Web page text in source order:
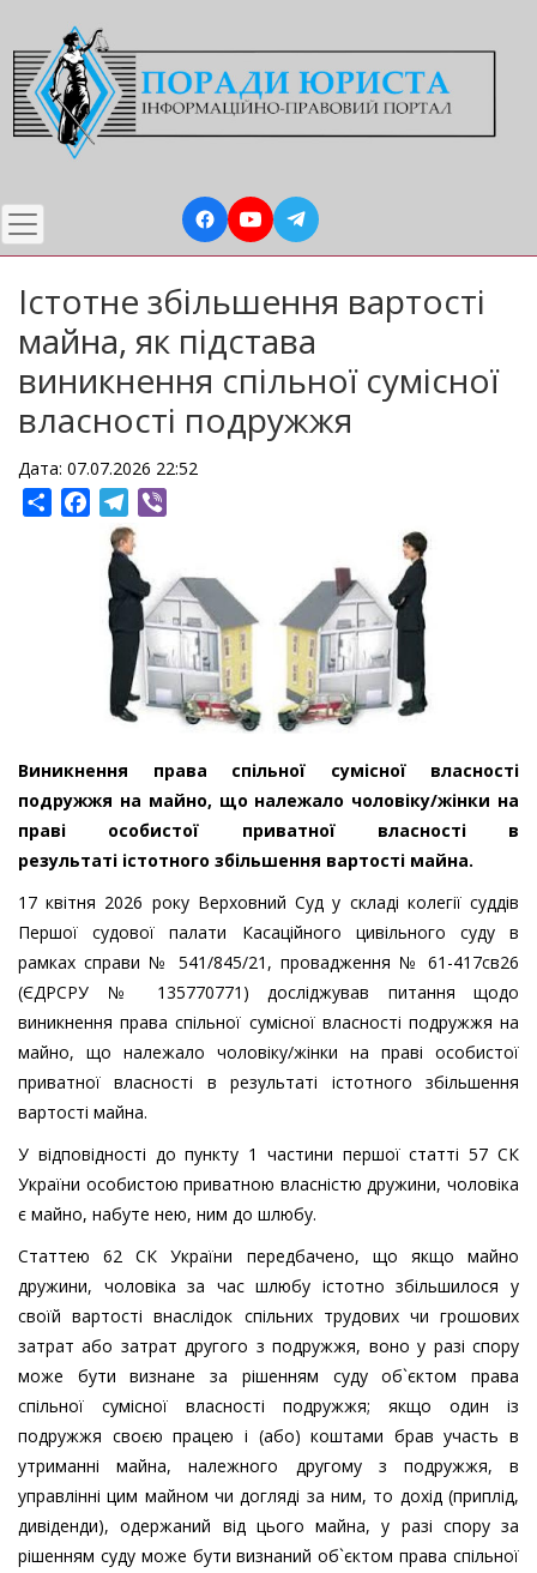
до
основного
вмісту
Істотне збільшення вартості
майна, як підстава
виникнення спільної сумісної
власності подружжя
Дата: 07.07.2026 22:52
ShareFacebookTelegram
Виникнення права спільної сумісної власності
подружжя на майно, що належало чоловіку/жінки на
праві особистої приватної власності в
результаті істотного збільшення вартості майна.
17 квітня 2026 року Верховний Суд у складі колегії суддів
Першої судової палати Касаційного цивільного суду в
рамках справи № 541/845/21, провадження № 61-417св26
(ЄДРСРУ № 135770771) досліджував питання щодо
виникнення права спільної сумісної власності подружжя на
майно, що належало чоловіку/жінки на праві особистої
приватної власності в результаті істотного збільшення
вартості майна.
У відповідності до пункту 1 частини першої статті 57 СК
України особистою приватною власністю дружини, чоловіка
є майно, набуте нею, ним до шлюбу.
Статтею 62 СК України передбачено, що якщо майно
дружини, чоловіка за час шлюбу істотно збільшилося у
своїй вартості внаслідок спільних трудових чи грошових
затрат або затрат другого з подружжя, воно у разі спору
може бути визнане за рішенням суду об`єктом права
спільної сумісної власності подружжя; якщо один із
подружжя своєю працею і (або) коштами брав участь в
утриманні майна, належного другому з подружжя, в
управлінні цим майном чи догляді за ним, то дохід (приплід,
дивіденди), одержаний від цього майна, у разі спору за
рішенням суду може бути визнаний об`єктом права спільної